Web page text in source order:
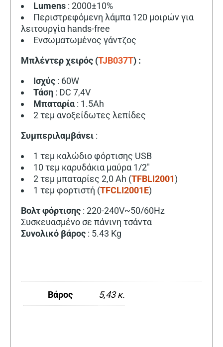
Lumens : 2000±10%
Περιστρεφόμενη λάμπα 120 μοιρών για
λειτουργία hands-free
Ενσωματωμένος γάντζος
Μπλέντερ χειρός (TJB037T) :
Ισχύς : 60W
Τάση : DC 7,4V
Μπαταρία : 1.5Ah
2 τεμ ανοξείδωτες λεπίδες
Συμπεριλαμβάνει :
1 τεμ καλώδιο φόρτισης USB
10 τεμ καρυδάκια μαύρα 1/2″
2 τεμ μπαταρίες 2,0 Ah (TFBLI2001)
1 τεμ φορτιστή (TFCLI2001E)
Βολτ φόρτισης : 220-240V~50/60Hz
Συσκευασμένο σε πάνινη τσάντα
Συνολικό βάρος : 5.43 Kg
Βάρος 5,43 κ.